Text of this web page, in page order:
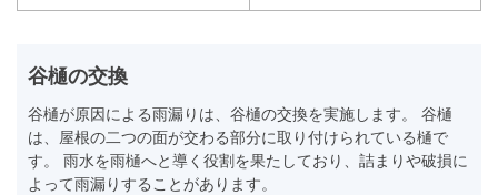
谷樋の交換
谷樋が原因による雨漏りは、谷樋の交換を実施します。 谷樋
は、屋根の二つの面が交わる部分に取り付けられている樋で
す。 雨水を雨樋へと導く役割を果たしており、詰まりや破損に
よって雨漏りすることがあります。